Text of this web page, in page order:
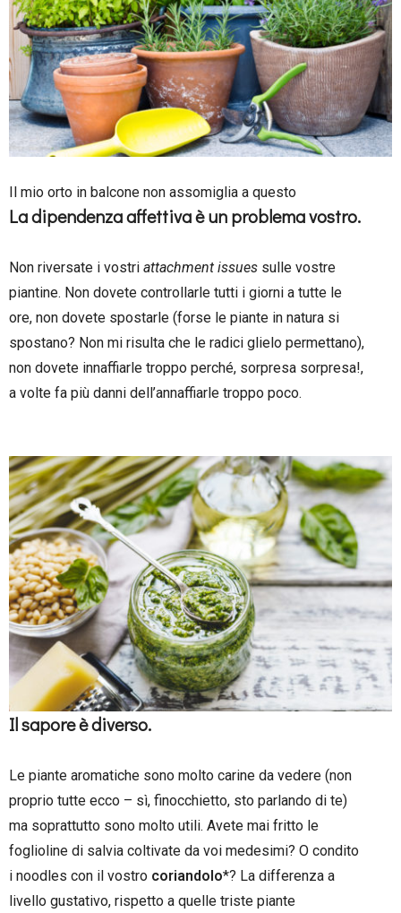
Il mio orto in balcone non assomiglia a questo
La dipendenza affettiva è un problema vostro.
Non riversate i vostri attachment issues sulle vostre
piantine. Non dovete controllarle tutti i giorni a tutte le
ore, non dovete spostarle (forse le piante in natura si
spostano? Non mi risulta che le radici glielo permettano),
non dovete innaffiarle troppo perché, sorpresa sorpresa!,
a volte fa più danni dell’annaffiarle troppo poco.
Il sapore è diverso.
Le piante aromatiche sono molto carine da vedere (non
proprio tutte ecco – sì, finocchietto, sto parlando di te)
ma soprattutto sono molto utili. Avete mai fritto le
foglioline di salvia coltivate da voi medesimi? O condito
i noodles con il vostro coriandolo*? La differenza a
livello gustativo, rispetto a quelle triste piante